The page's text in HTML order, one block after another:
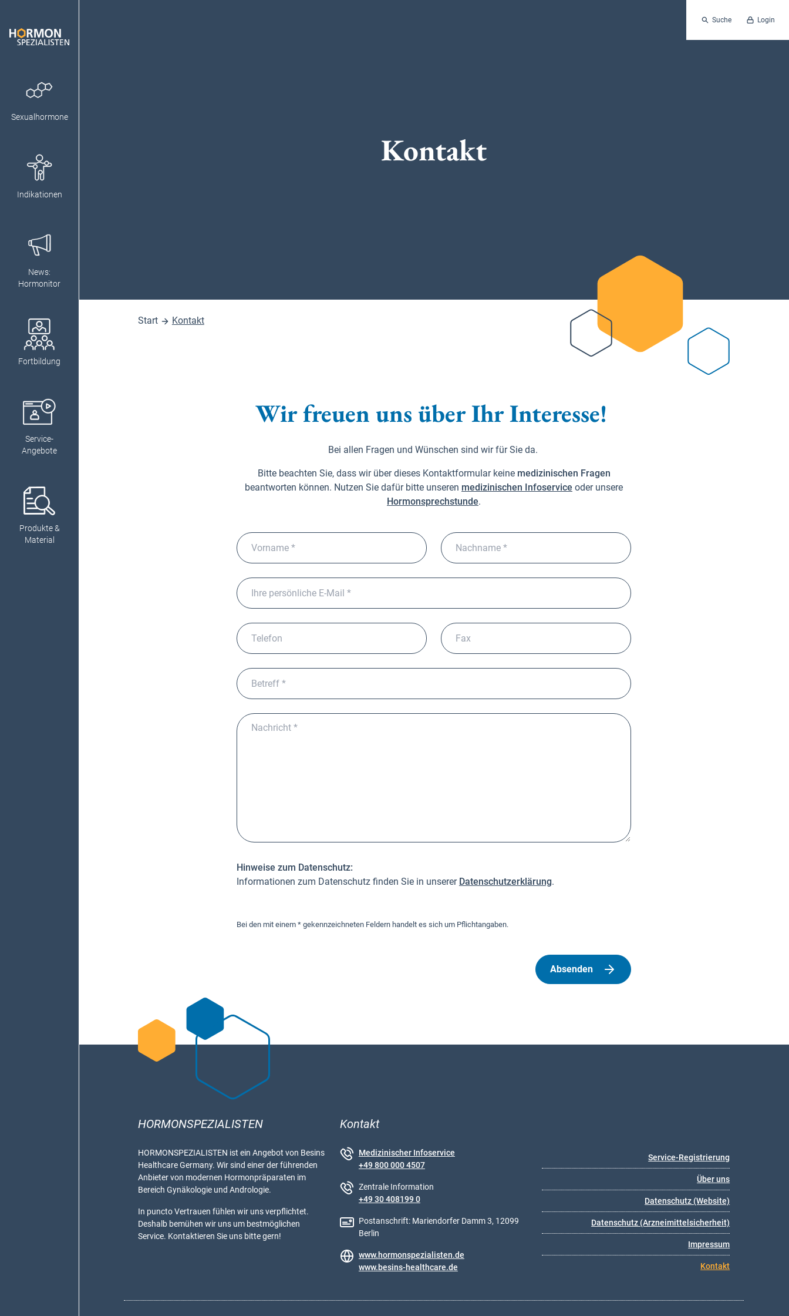
Sexualhormone
Indikationen
News:
Hormonitor
Fortbildung
Service-
Angebote
Produkte &
Material
Suche Login
Kontakt
Start Kontakt
Wir freuen uns über Ihr Interesse!
Bei allen Fragen und Wünschen sind wir für Sie da.
Bitte beachten Sie, dass wir über dieses Kontaktformular keine medizinischen Fragen
beantworten können. Nutzen Sie dafür bitte unseren medizinischen Infoservice oder unsere
Hormonsprechstunde.
Hinweise zum Datenschutz:
Informationen zum Datenschutz finden Sie in unserer Datenschutzerklärung.
Bei den mit einem * gekennzeichneten Feldern handelt es sich um Pflichtangaben.
Absenden
HORMONSPEZIALISTEN
HORMONSPEZIALISTEN ist ein Angebot von Besins
Healthcare Germany. Wir sind einer der führenden
Anbieter von modernen Hormonpräparaten im
Bereich Gynäkologie und Andrologie.
In puncto Vertrauen fühlen wir uns verpflichtet.
Deshalb bemühen wir uns um bestmöglichen
Service. Kontaktieren Sie uns bitte gern!
Kontakt
Medizinischer Infoservice
+49 800 000 4507
Zentrale Information
+49 30 408199 0
Postanschrift: Mariendorfer Damm 3, 12099
Berlin
www.hormonspezialisten.de
www.besins-healthcare.de
Service-Registrierung
Über uns
Datenschutz (Website)
Datenschutz (Arzneimittelsicherheit)
Impressum
Kontakt